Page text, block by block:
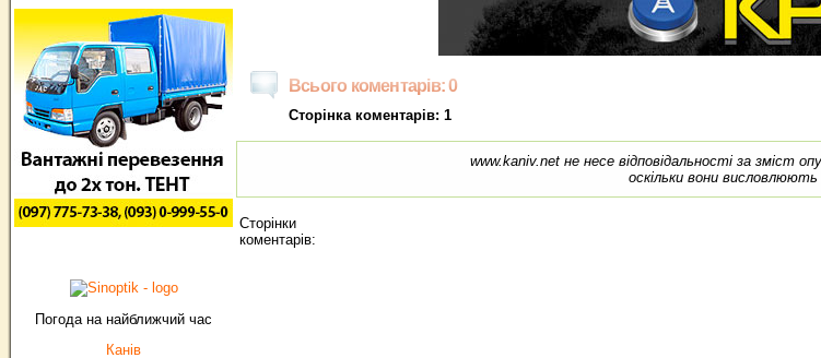
Погода на найближчий час
Канів
Всього коментарів: 0
Сторінка коментарів: 1
www.kaniv.net не несе відповідальності за зміст
оскільки вони висловлюють
Сторінки
коментарів: